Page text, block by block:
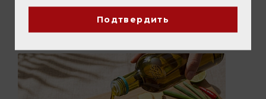
Подтвердить